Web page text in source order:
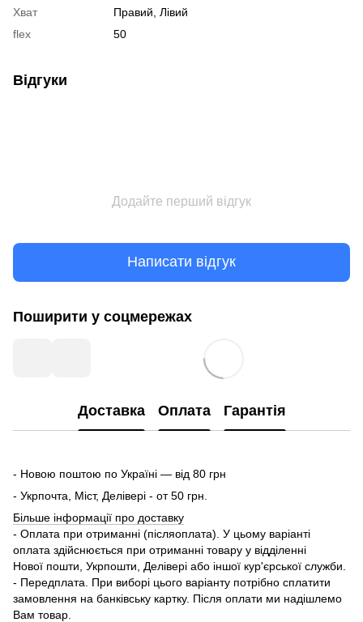
Хват
Правий, Лівий
flex
50
Відгуки
Додайте перший відгук
Написати відгук
Поширити у соцмережах
Доставка Оплата Гарантія
- Новою поштою по Україні — від 80 грн
- Укрпочта, Міст, Делівері - от 50 грн.
Більше інформації про доставку
- Оплата при отриманні (післяоплата). У цьому варіанті
оплата здійснюється при отриманні товару у відділенні
Нової пошти, Укрпошти, Делівері або іншої кур'єрської служби.
- Передплата. При виборі цього варіанту потрібно сплатити
замовлення на банківську картку. Після оплати ми надішлемо
Вам товар.